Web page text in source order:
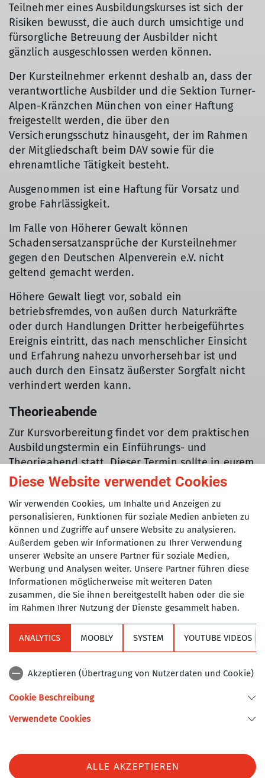
Teilnehmer eines Ausbildungskurses ist sich der
Risiken bewusst, die auch durch umsichtige und
fürsorgliche Betreuung der Ausbilder nicht
gänzlich ausgeschlossen werden können.
Der Kursteilnehmer erkennt deshalb an, dass der
verantwortliche Ausbilder und die Sektion Turner-
Alpen-Kränzchen München von einer Haftung
freigestellt werden, die über den
Versicherungsschutz hinausgeht, der im Rahmen
der Mitgliedschaft beim DAV sowie für die
ehrenamtliche Tätigkeit besteht.
Ausgenommen ist eine Haftung für Vorsatz und
grobe Fahrlässigkeit.
Im Falle von Höherer Gewalt können
Schadensersatzansprüche der Kursteilnehmer
gegen den Deutschen Alpenverein e.V. nicht
geltend gemacht werden.
Höhere Gewalt liegt vor, sobald ein
betriebsfremdes, von außen durch Naturkräfte
oder durch Handlungen Dritter herbeigeführtes
Ereignis eintritt, das nach menschlicher Einsicht
und Erfahrung nahezu unvorhersehbar ist und
auch durch den Einsatz äußerster Sorgfalt nicht
verhindert werden kann.
Theorieabende
Zur Kursvorbereitung findet vor dem praktischen
Ausbildungstermin ein Einführungs- und
Theorieabend statt. Dieser Termin sollte in eurem
Interesse unbedingt wahrgenommen werden.
Ausrüstung
Fehlende Ausrüstung kann gegen ein geringes
Entgelt beim Ausrüstungsverleih ausgeliehen
werden.
Alpenverein
Sektion Turner-Alpenkränzchen des Deutschen Alpenvereins e.V.
Telefon +49894485357
Diese Website verwendet Cookies
Wir verwenden Cookies, um Inhalte und Anzeigen zu
personalisieren, Funktionen für soziale Medien anbieten zu
können und Zugriffe auf unsere Website zu analysieren.
Außerdem geben wir Informationen zu Ihrer Verwendung
unserer Website an unsere Partner für soziale Medien,
Werbung und Analysen weiter. Unsere Partner führen diese
Informationen möglicherweise mit weiteren Daten
zusammen, die Sie ihnen bereitgestellt haben oder die sie
im Rahmen Ihrer Nutzung der Dienste gesammelt haben.
ANALYTICS MOOBLY SYSTEM YOUTUBE VIDEOS
Akzeptieren (Übertragung von Nutzerdaten und Cookie)
Cookie Beschreibung
Verwendete Cookies
ALLE AKZEPTIEREN